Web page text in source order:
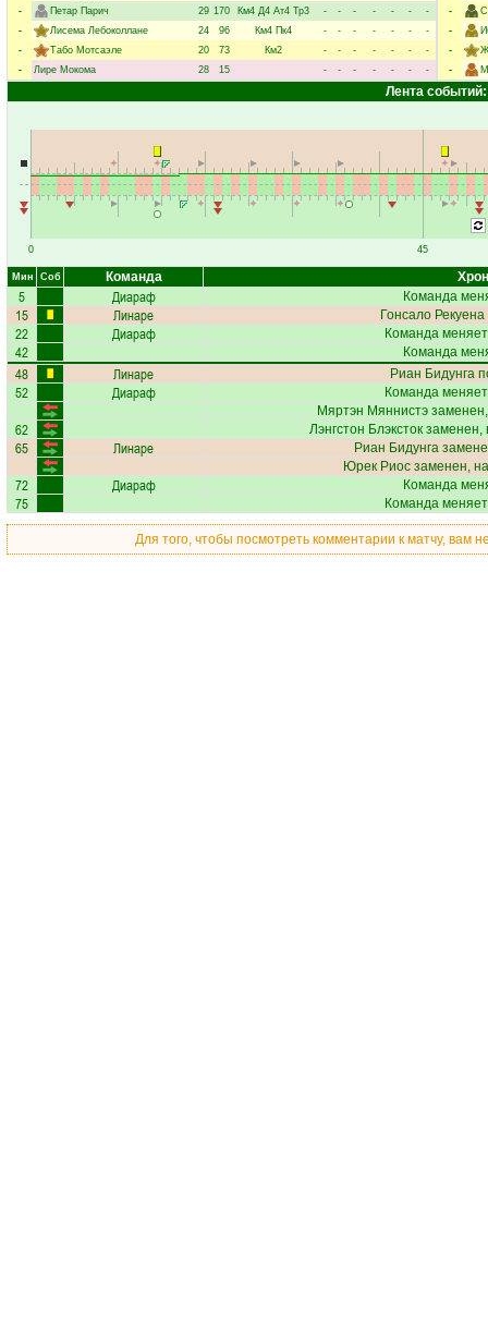
-
Петар Парич 29 170 Км4 Д4 Ат4 Тр3 - - - - - -
-
-
Лисема Лебоколлане 24 96 Км4 Пк4 - - - - - -
-
-
Табо Мотсаэле 20 73 Км2 - - - - - -
-
-
Лире Мокома 28 15 - - - - - - -
-
-
-
-
Лента событий:
0 45
Мин Соб Команда
5 Диараф Команда
15 Линаре Гонсало Рекуена
22 Диараф Команда
42 Команда
48 Линаре Риан Бидунга
52 Диараф
Команда
Мяртэн Мяннистэ
62 Лэнгстон Блэкстокзаменен,
65 Линаре Риан Бидунга
Юрек Риосзаменен,
72 Диараф Команда
75 Команда
Для того, чтобы посмотреть комментарии к матчу, вам